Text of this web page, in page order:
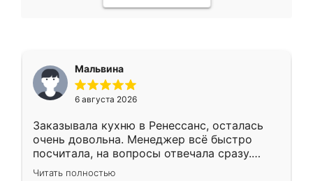
Мальвина
6 августа 2026
Заказывала кухню в Ренессанс, осталась
очень довольна. Менеджер всё быстро
посчитала, на вопросы отвечала сразу.
Замерщик приехал в субботу, подошёл к
Читать полностью